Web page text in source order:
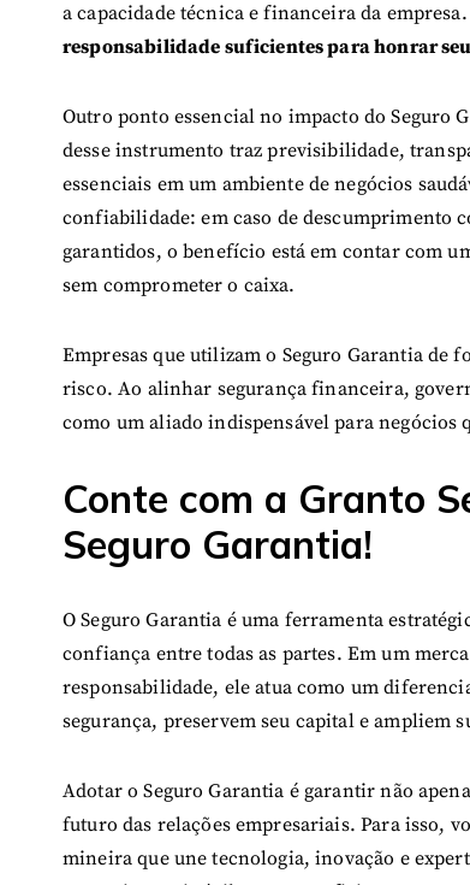
a capacidade técnica e financeira da
responsabilidade suficientes para honrar
Outro ponto essencial no impacto do Seguro
desse instrumento traz previsibilidade,
essenciais em um ambiente de negócios
confiabilidade: em caso de descumprimento
garantidos, o benefício está em contar com
sem comprometer o caixa.
Empresas que utilizam o Seguro Garantia de
risco. Ao alinhar segurança financeira,
como um aliado indispensável para negócios
Conte com a Granto
Seguro Garantia!
O Seguro Garantia é uma ferramenta
confiança entre todas as partes. Em um
responsabilidade, ele atua como um
segurança, preservem seu capital e ampliem
Adotar o Seguro Garantia é garantir não
futuro das relações empresariais. Para isso,
mineira que une tecnologia, inovação e